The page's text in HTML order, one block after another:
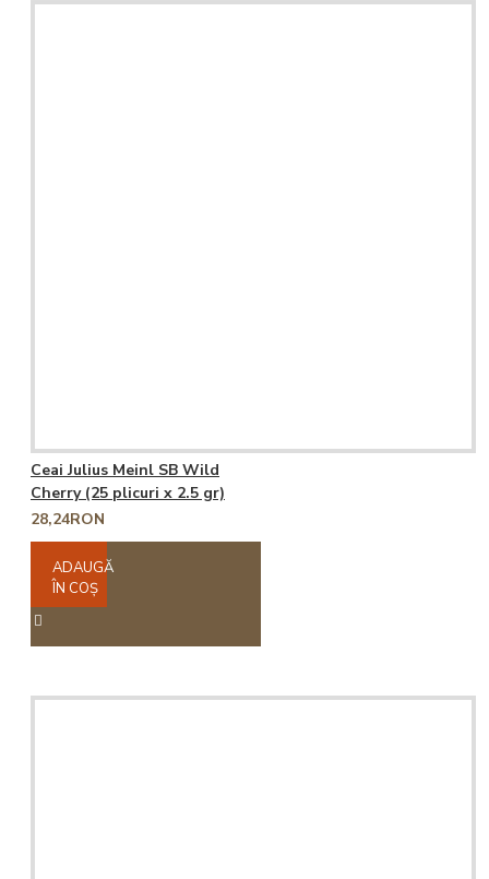
Ceai Julius Meinl SB Wild
Cherry (25 plicuri x 2.5 gr)
28,24RON
ADAUGĂ
ÎN COŞ